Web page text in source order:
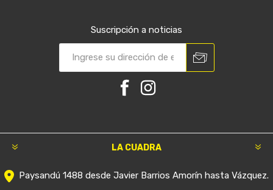
Suscripción a noticias
LA CUADRA
Paysandú 1488 desde Javier Barrios Amorín hasta Vázquez.